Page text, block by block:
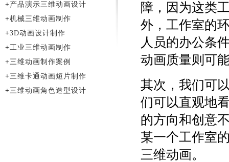
障，因为这类
外，工作室的
人员的办公条
动画质量则可
其次，我们可
们可以直观地
的方向和创意
某一个工作室
三维动画。
+产品演示三维动画设计
+机械三维动画制作
+3D动画设计制作
+工业三维动画制作
+三维动画制作案例
+三维卡通动画短片制作
+三维动画角色造型设计